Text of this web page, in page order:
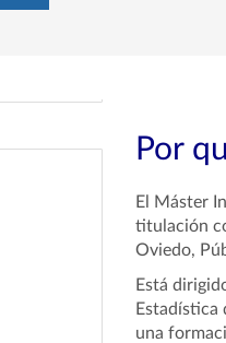
Por
El Máster
titulación
Oviedo,
Está
Estadística
una